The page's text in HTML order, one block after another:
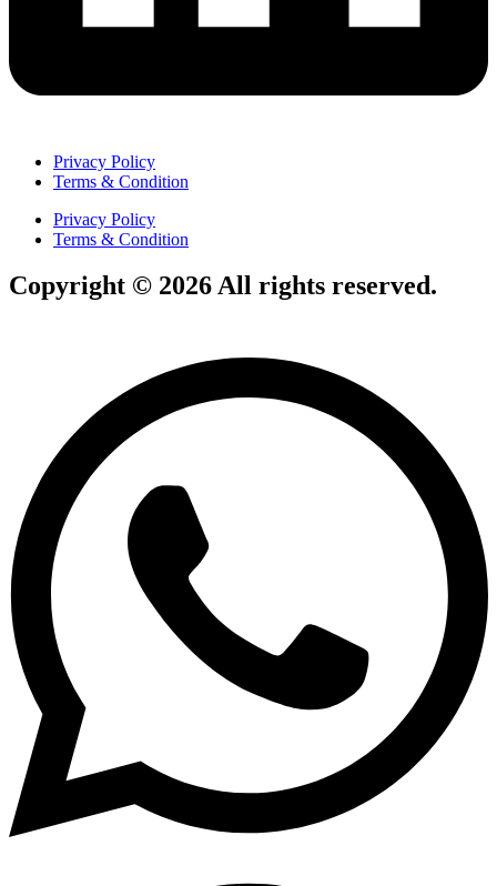
Privacy Policy
Terms & Condition
Privacy Policy
Terms & Condition
Copyright © 2026 All rights reserved.